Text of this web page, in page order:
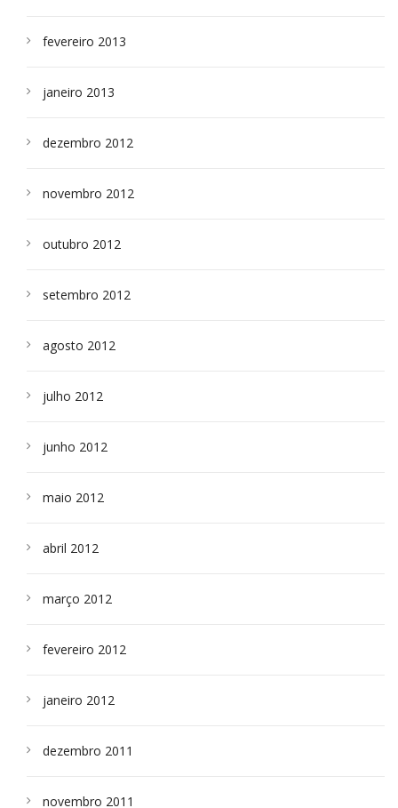
fevereiro 2013
janeiro 2013
dezembro 2012
novembro 2012
outubro 2012
setembro 2012
agosto 2012
julho 2012
junho 2012
maio 2012
abril 2012
março 2012
fevereiro 2012
janeiro 2012
dezembro 2011
novembro 2011